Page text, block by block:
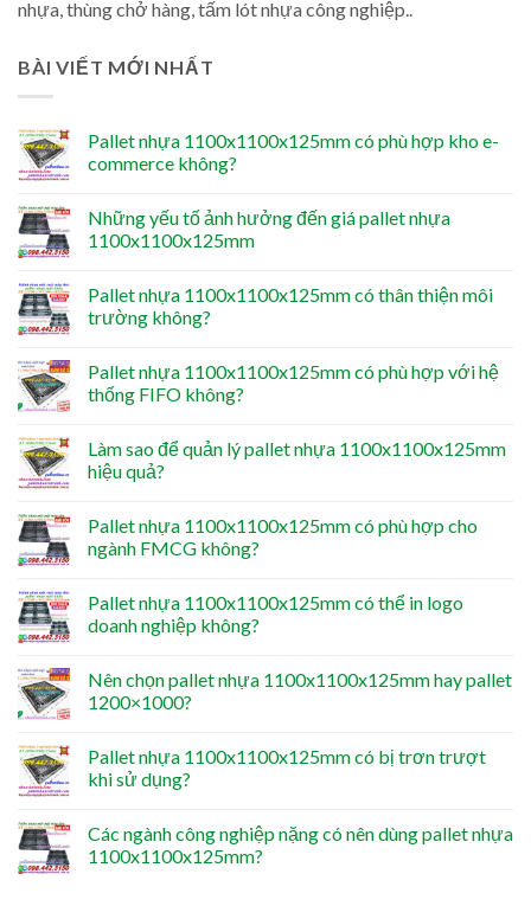
nhựa, thùng chở hàng, tấm lót nhựa công nghiệp..
BÀI VIẾT MỚI NHẤT
Pallet nhựa 1100x1100x125mm có phù hợp kho e-
commerce không?
Những yếu tố ảnh hưởng đến giá pallet nhựa
1100x1100x125mm
Pallet nhựa 1100x1100x125mm có thân thiện môi
trường không?
Pallet nhựa 1100x1100x125mm có phù hợp với hệ
thống FIFO không?
Làm sao để quản lý pallet nhựa 1100x1100x125mm
hiệu quả?
Pallet nhựa 1100x1100x125mm có phù hợp cho
ngành FMCG không?
Pallet nhựa 1100x1100x125mm có thể in logo
doanh nghiệp không?
Nên chọn pallet nhựa 1100x1100x125mm hay pallet
1200×1000?
Pallet nhựa 1100x1100x125mm có bị trơn trượt
khi sử dụng?
Các ngành công nghiệp nặng có nên dùng pallet nhựa
1100x1100x125mm?